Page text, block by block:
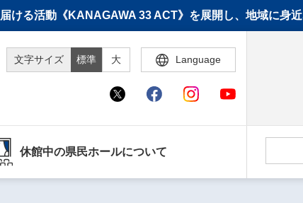
る活動《KANAGAWA 33 ACT》を展開し、地域に身近
文字サイズ 標準 大 Language
休館中の県民ホールについて